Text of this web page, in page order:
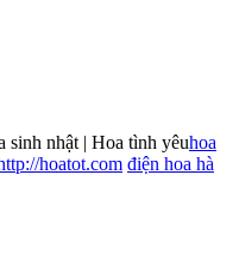
sinh nhật | Hoa tình yêuhoa
hoatot.com điện hoa hà